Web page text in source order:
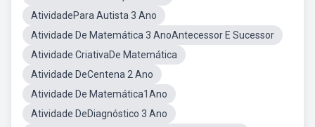
AtividadePara Autista 3 Ano
Atividade De Matemática 3 AnoAntecessor E Sucessor
Atividade CriativaDe Matemática
Atividade DeCentena 2 Ano
Atividade De Matemática1Ano
Atividade DeDiagnóstico 3 Ano